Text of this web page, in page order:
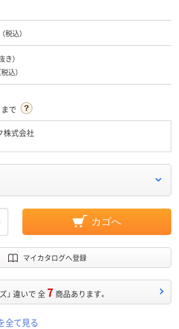
（税込）
き）
税込）
まで
株式会社
カゴへ
マイカタログへ登録
」 違いで 全7 商品あります。
全て見る